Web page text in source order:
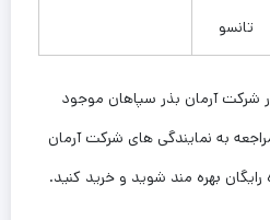
تانسو
شرکت آرمان بذر سپاهان موجود
به نمایندگی های شرکت آرمان
بهره مند شوید و خرید کنید.